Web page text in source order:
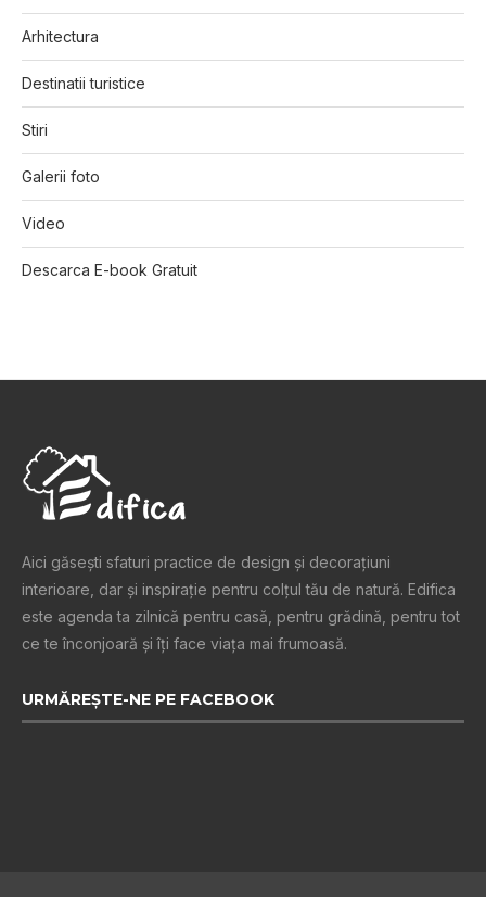
Arhitectura
Destinatii turistice
Stiri
Galerii foto
Video
Descarca E-book Gratuit
Aici găsești sfaturi practice de design şi decoraţiuni
interioare, dar și inspiraţie pentru colţul tău de natură. Edifica
este agenda ta zilnică pentru casă, pentru grădină, pentru tot
ce te înconjoară şi îţi face viaţa mai frumoasă.
URMĂREȘTE-NE PE FACEBOOK